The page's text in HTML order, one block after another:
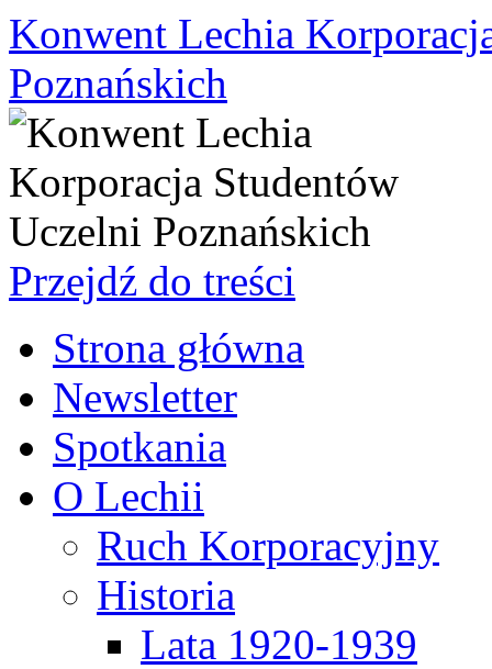
Konwent Lechia
Poznańskich
Przejdź do treści
Strona główna
Newsletter
Spotkania
O Lechii
Ruch Korporacyjny
Historia
Lata 1920-1939